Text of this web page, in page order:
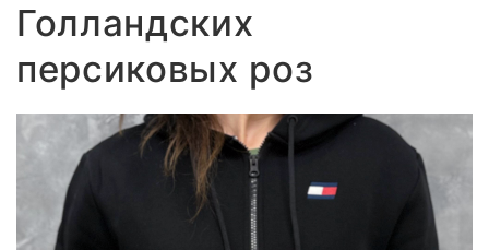
Голландских
персиковых роз